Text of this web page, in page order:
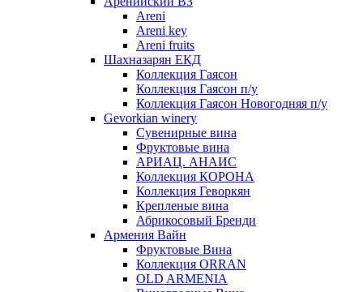
Areni
Areni key
Areni fruits
Шахназарян ЕКД
Коллекция Гаясон
Коллекция Гаясон п/у
Коллекция Гаясон Новогодняя п/у
Gevorkian winery
Сувенирные вина
Фруктовые вина
АРИАЦ. АНАИС
Коллекция КОРОНА
Коллекция Геворкян
Крепленые вина
Абрикосовый Бренди
Армения Вайн
Фруктовые Вина
Коллекция ORRAN
OLD ARMENIA